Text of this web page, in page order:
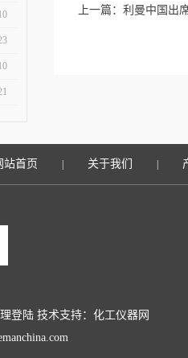
上一篇： 利曼中国出
站首页 关于我们
登陆 技术支持： 化工仪器网